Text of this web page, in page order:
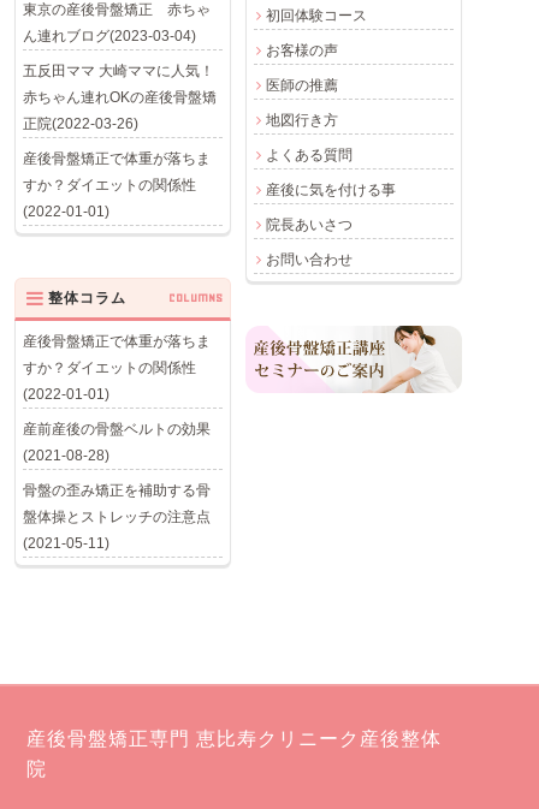
初回体験コース
お客様の声
医師の推薦
地図行き方
よくある質問
産後に気を付ける事
院長あいさつ
お問い合わせ
東京の産後骨盤矯正 赤ちゃ
ん連れブログ(2023-03-04)
五反田ママ 大崎ママに人気！
赤ちゃん連れOKの産後骨盤矯
正院(2022-03-26)
産後骨盤矯正で体重が落ちま
すか？ダイエットの関係性
(2022-01-01)
整体コラム COLUMNS
産後骨盤矯正で体重が落ちま
すか？ダイエットの関係性
(2022-01-01)
産前産後の骨盤ベルトの効果
(2021-08-28)
骨盤の歪み矯正を補助する骨
盤体操とストレッチの注意点
(2021-05-11)
産後骨盤矯正専門 恵比寿クリニーク産後整体
院